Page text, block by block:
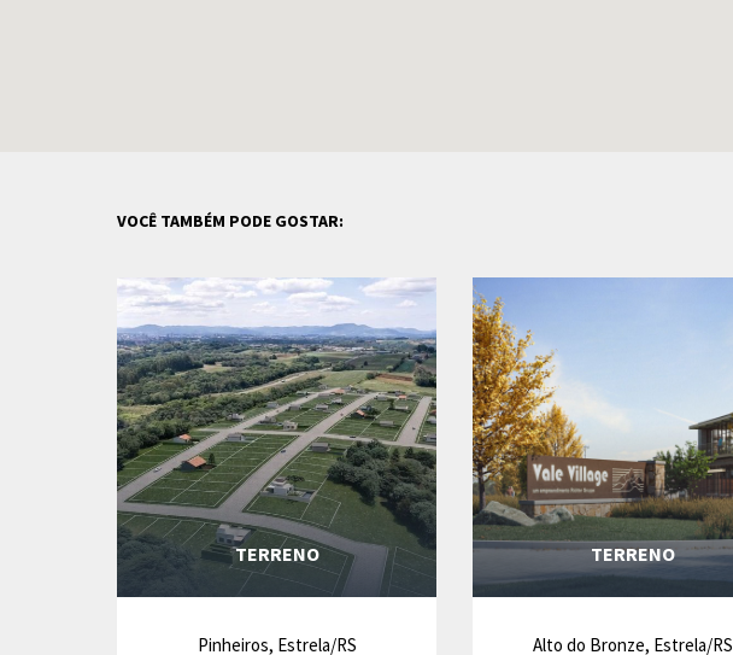
VOCÊ TAMBÉM PODE GOSTAR:
TERRENO
Pinheiros, Estrela/RS
TERRENO
Alto do Bronze, Estrela/RS